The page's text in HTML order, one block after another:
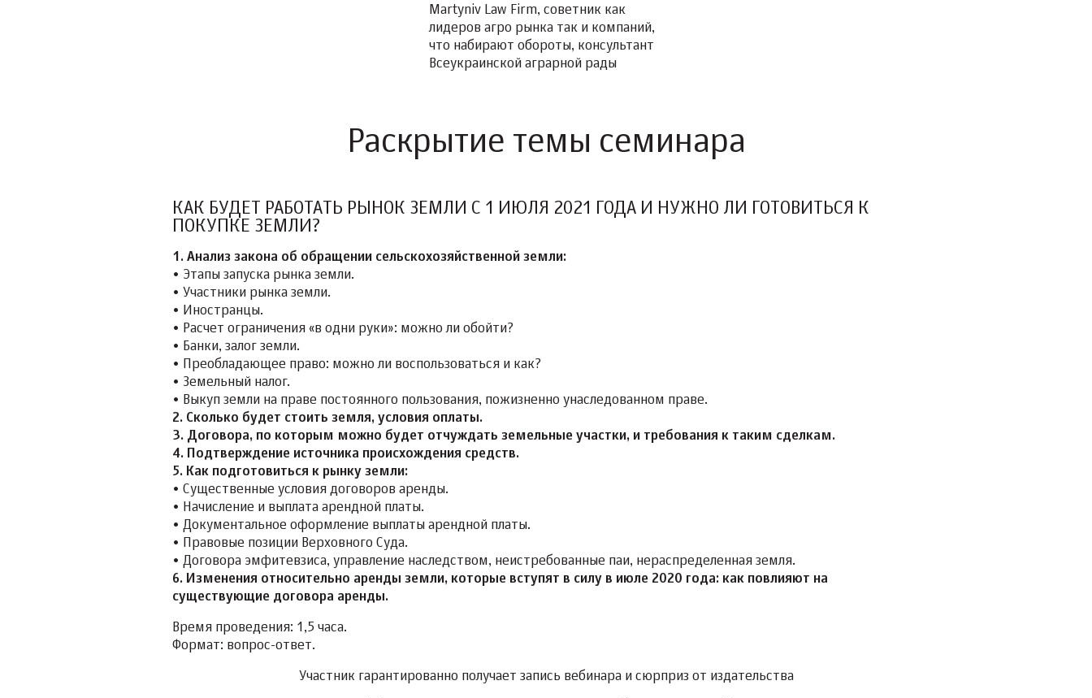
Martyniv Law Firm, советник как
лидеров агро рынка так и компаний,
что набирают обороты, консультант
Всеукраинской аграрной рады
Раскрытие темы семинара
КАК БУДЕТ РАБОТАТЬ РЫНОК ЗЕМЛИ С 1 ИЮЛЯ 2021 ГОДА И НУЖНО ЛИ ГОТОВИТЬСЯ К
ПОКУПКЕ ЗЕМЛИ?
1. Анализ закона об обращении сельскохозяйственной земли:
• Этапы запуска рынка земли.
• Участники рынка земли.
• Иностранцы.
• Расчет ограничения «в одни руки»: можно ли обойти?
• Банки, залог земли.
• Преобладающее право: можно ли воспользоваться и как?
• Земельный налог.
• Выкуп земли на праве постоянного пользования, пожизненно унаследованном праве.
2. Сколько будет стоить земля, условия оплаты.
3. Договора, по которым можно будет отчуждать земельные участки, и требования к таким сделкам.
4. Подтверждение источника происхождения средств.
5. Как подготовиться к рынку земли:
• Существенные условия договоров аренды.
• Начисление и выплата арендной платы.
• Документальное оформление выплаты арендной платы.
• Правовые позиции Верховного Суда.
• Договора эмфитевзиса, управление наследством, неистребованные паи, нераспределенная земля.
6. Изменения относительно аренды земли, которые вступят в силу в июле 2020 года: как повлияют на
существующие договора аренды.
Время проведения: 1,5 часа.
Формат: вопрос-ответ.
Участник гарантированно получает запись вебинара и сюрприз от издательства